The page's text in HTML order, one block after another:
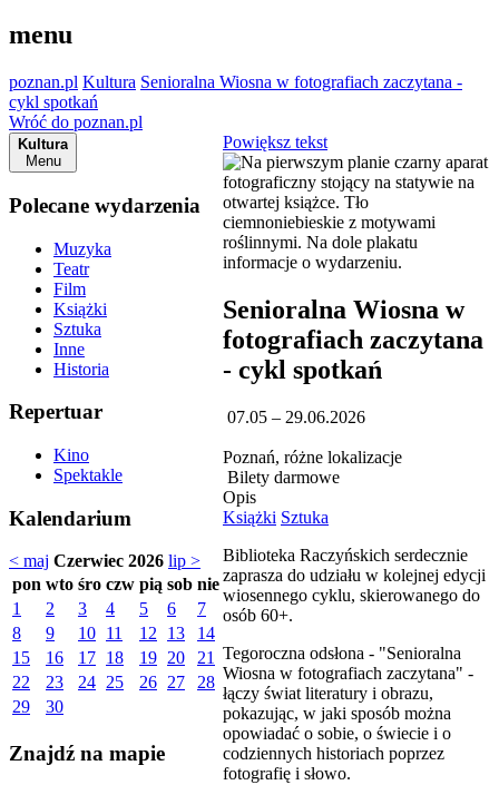
menu
poznan.pl Kultura Senioralna Wiosna w fotografiach zaczytana -
cykl spotkań
Wróć do poznan.pl
Kultura
Menu
Polecane wydarzenia
Muzyka
Teatr
Film
Książki
Sztuka
Inne
Historia
Repertuar
Kino
Spektakle
Kalendarium
< maj Czerwiec 2026 lip >
pon wto śro czw pią sob nie
1
2 3 4 5 6
7
8
9 10 11 12 13
14
15
16 17 18 19 20
21
22
23 24 25 26 27
28
29
30
Znajdź na mapie
Powiększ tekst
Senioralna Wiosna w
fotografiach zaczytana
- cykl spotkań
07.05 – 29.06.2026
Poznań, różne lokalizacje
Bilety darmowe
Opis
Książki Sztuka
Biblioteka Raczyńskich serdecznie
zaprasza do udziału w kolejnej edycji
wiosennego cyklu, skierowanego do
osób 60+.
Tegoroczna odsłona - "Senioralna
Wiosna w fotografiach zaczytana" -
łączy świat literatury i obrazu,
pokazując, w jaki sposób można
opowiadać o sobie, o świecie i o
codziennych historiach poprzez
fotografię i słowo.